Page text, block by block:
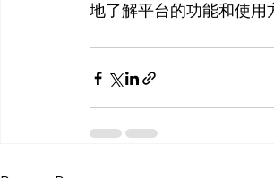
地了解平台的功能和使